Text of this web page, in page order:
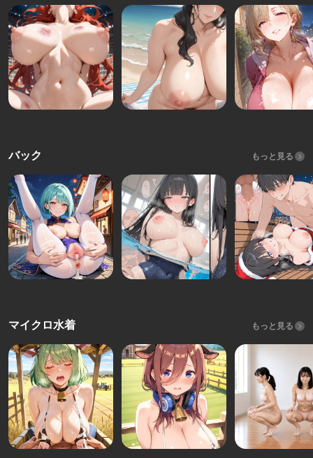
バック もっと見る
マイクロ水着 もっと見る